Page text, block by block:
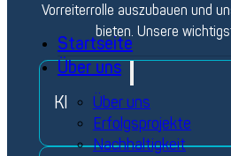
Startseite
Über uns
Über uns
Erfolgsprojekte
Nachhaltigkeit
Vorreiterrolle auszubauen und
bieten. Unsere
KI